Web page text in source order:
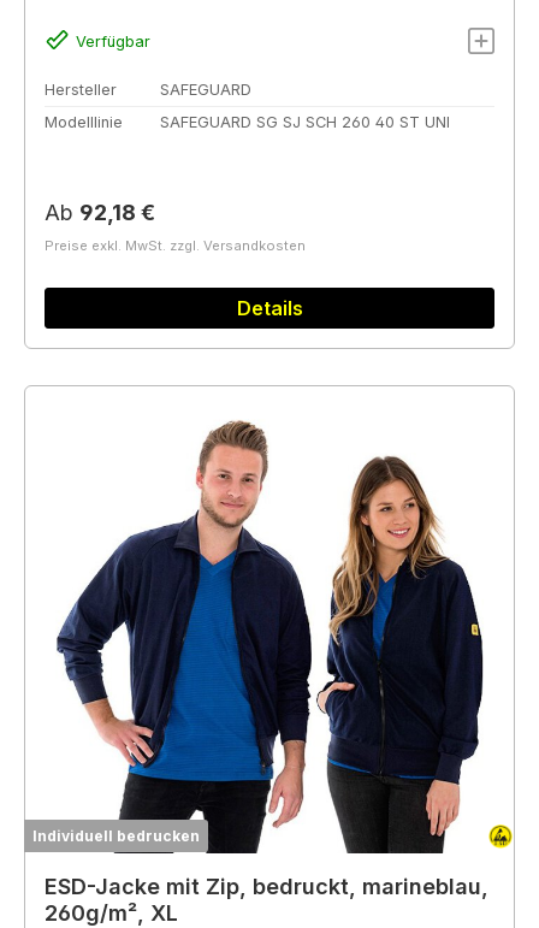
Verfügbar
Hersteller
SAFEGUARD
Modelllinie
SAFEGUARD SG SJ SCH 260 40 ST UNI
Regulärer Preis:
Ab 92,18 €
Preise exkl. MwSt. zzgl. Versandkosten
Details
Individuell bedrucken
ESD-Jacke mit Zip, bedruckt, marineblau,
260g/m², XL